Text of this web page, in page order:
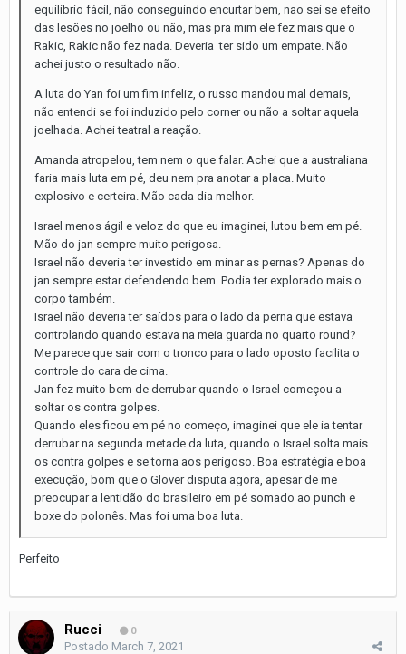
equilíbrio fácil, não conseguindo encurtar bem, nao sei se efeito
das lesões no joelho ou não, mas pra mim ele fez mais que o
Rakic, Rakic não fez nada. Deveria ter sido um empate. Não
achei justo o resultado não.
A luta do Yan foi um fim infeliz, o russo mandou mal demais,
não entendi se foi induzido pelo corner ou não a soltar aquela
joelhada. Achei teatral a reação.
Amanda atropelou, tem nem o que falar. Achei que a australiana
faria mais luta em pé, deu nem pra anotar a placa. Muito
explosivo e certeira. Mão cada dia melhor.
Israel menos ágil e veloz do que eu imaginei, lutou bem em pé.
Mão do jan sempre muito perigosa.
Israel não deveria ter investido em minar as pernas? Apenas do
jan sempre estar defendendo bem. Podia ter explorado mais o
corpo também.
Israel não deveria ter saídos para o lado da perna que estava
controlando quando estava na meia guarda no quarto round?
Me parece que sair com o tronco para o lado oposto facilita o
controle do cara de cima.
Jan fez muito bem de derrubar quando o Israel começou a
soltar os contra golpes.
Quando eles ficou em pé no começo, imaginei que ele ia tentar
derrubar na segunda metade da luta, quando o Israel solta mais
os contra golpes e se torna aos perigoso. Boa estratégia e boa
execução, bom que o Glover disputa agora, apesar de me
preocupar a lentidão do brasileiro em pé somado ao punch e
boxe do polonês. Mas foi uma boa luta.
Perfeito
Rucci 0
Postado March 7, 2021